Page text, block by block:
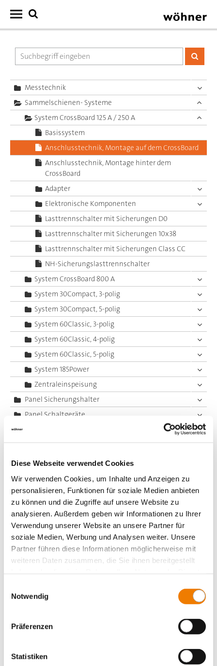
Diese Webseite verwendet Cookies
Wir verwenden Cookies, um Inhalte und Anzeigen zu
personalisieren, Funktionen für soziale Medien anbieten
zu können und die Zugriffe auf unsere Website zu
analysieren. Außerdem geben wir Informationen zu Ihrer
Verwendung unserer Website an unsere Partner für
soziale Medien, Werbung und Analysen weiter. Unsere
Partner führen diese Informationen möglicherweise mit
weiteren Daten zusammen, die Sie ihnen bereitgestellt
Notwendig
Präferenzen
Statistiken
Messtechnik
Sammelschienen- Systeme
System CrossBoard 125 A / 250 A
Basissystem
Anschlusstechnik, Montage auf dem CrossBoard
Anschlusstechnik, Montage hinter dem
CrossBoard
Adapter
Elektronische Komponenten
Lasttrennschalter mit Sicherungen D0
Lasttrennschalter mit Sicherungen 10x38
Lasttrennschalter mit Sicherungen Class CC
NH-Sicherungslasttrennschalter
System CrossBoard 800 A
System 30Compact, 3-polig
System 30Compact, 5-polig
System 60Classic, 3-polig
System 60Classic, 4-polig
System 60Classic, 5-polig
System 185Power
Zentraleinspeisung
Panel Sicherungshalter
Panel Schaltgeräte
Value Added Services
mit integrierten Federzugklemmen 1,5 - 16 mm², AWG 14